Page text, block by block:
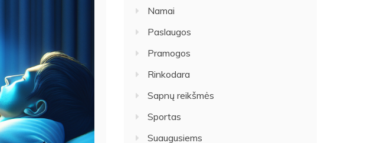
Namai
Paslaugos
Pramogos
Rinkodara
Sapnų reikšmės
Sportas
Suaugusiems